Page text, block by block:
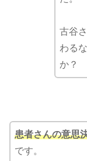
古谷
わる
か？
患者さんの意思
です。